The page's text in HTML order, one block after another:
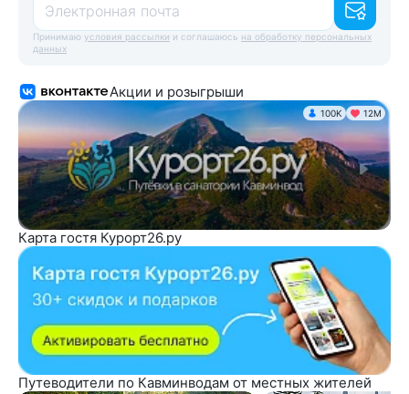
Электронная почта
Принимаю условия рассылки и соглашаюсь на обработку персональных
данных
Акции и розыгрыши
100K 12М
Карта гостя Курорт26.ру
Путеводители по Кавминводам от местных жителей